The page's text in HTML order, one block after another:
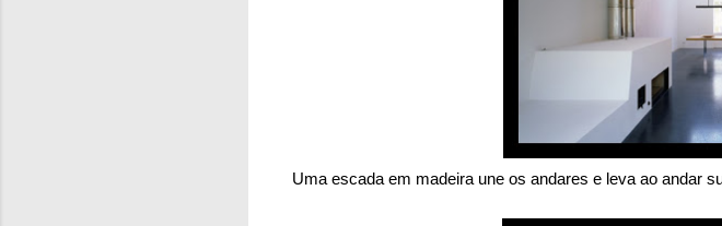
Uma escada em madeira une os andares e leva ao andar